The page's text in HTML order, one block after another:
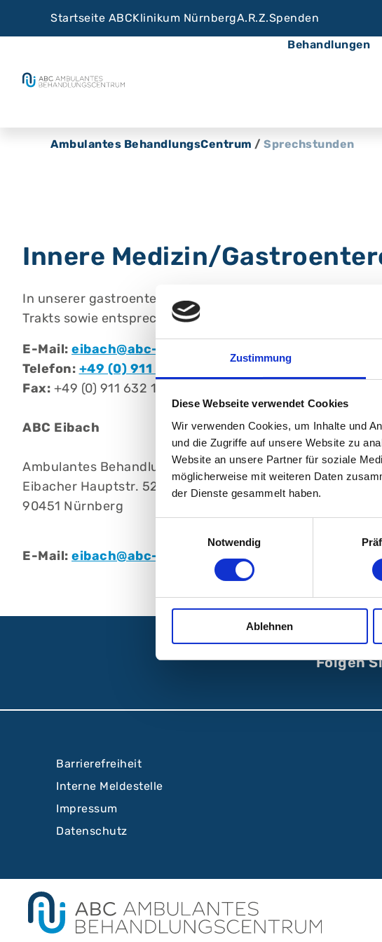
Zustimmung
Diese Webseite verwendet Cookies
Wir verwenden Cookies, um Inhalte und
und die Zugriffe auf unsere Website zu
Website an unsere Partner für soziale
möglicherweise mit weiteren Daten
der Dienste gesammelt haben.
Notwendig
Ablehnen
Startseite ABCKlinikum NürnbergA.R.Z.Spenden
Behandlungen
Ambulantes BehandlungsCentrum / Sprechstunden
Innere Medizin/
In unserer gastroenterologischen Sprechstunde bieten
Trakts sowie entsprechende Vorsorgeuntersuchungen an.
E-Mail: eibach@abc-nuernberg.de
Telefon: +49 (0) 911 632 150
Fax: +49 (0) 911 632 154 4
ABC Eibach
Ambulantes BehandlungsCentrum, Eibach
Eibacher Hauptstr. 52-54
90451 Nürnberg
E-Mail: eibach@abc-nuernberg.de
Folgen
Barrierefreiheit
Interne Meldestelle
Impressum
Datenschutz